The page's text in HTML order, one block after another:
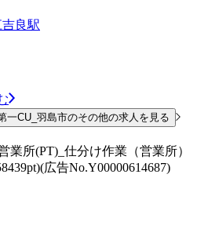
良駅
一CU_羽島市のその他の求人を見る
業所(PT)_仕分け作業（営業所）
広告No.Y00000614687)